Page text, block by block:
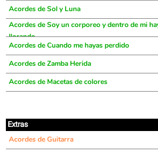
Acordes de Sol y Luna
Acordes de Soy un corporeo y dentro de mi
llorando
Acordes de Cuando me hayas perdido
Acordes de Zamba Herida
Acordes de Macetas de colores
Extras
Acordes de Guitarra